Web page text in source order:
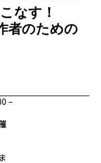
SEMINAR
なす！
者のための
–